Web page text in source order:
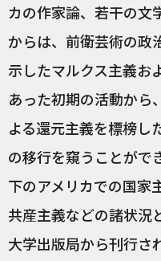
カの作家論、若干の文
からは、前衛芸術の政
示したマルクス主義お
あった初期の活動から
よる還元主義を標榜し
の移行を窺うことがで
下のアメリカでの国家
共産主義などの諸状況
大学出版局から刊行さ